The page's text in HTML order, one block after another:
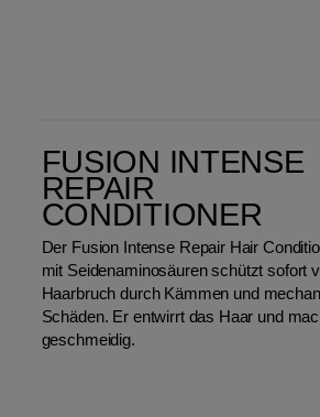
FUSION INTENSE
REPAIR
CONDITIONER
Der Fusion Intense Repair Hair
mit Seidenaminosäuren schützt sofort
Haarbruch durch Kämmen und
Schäden. Er entwirrt das Haar und
geschmeidig.